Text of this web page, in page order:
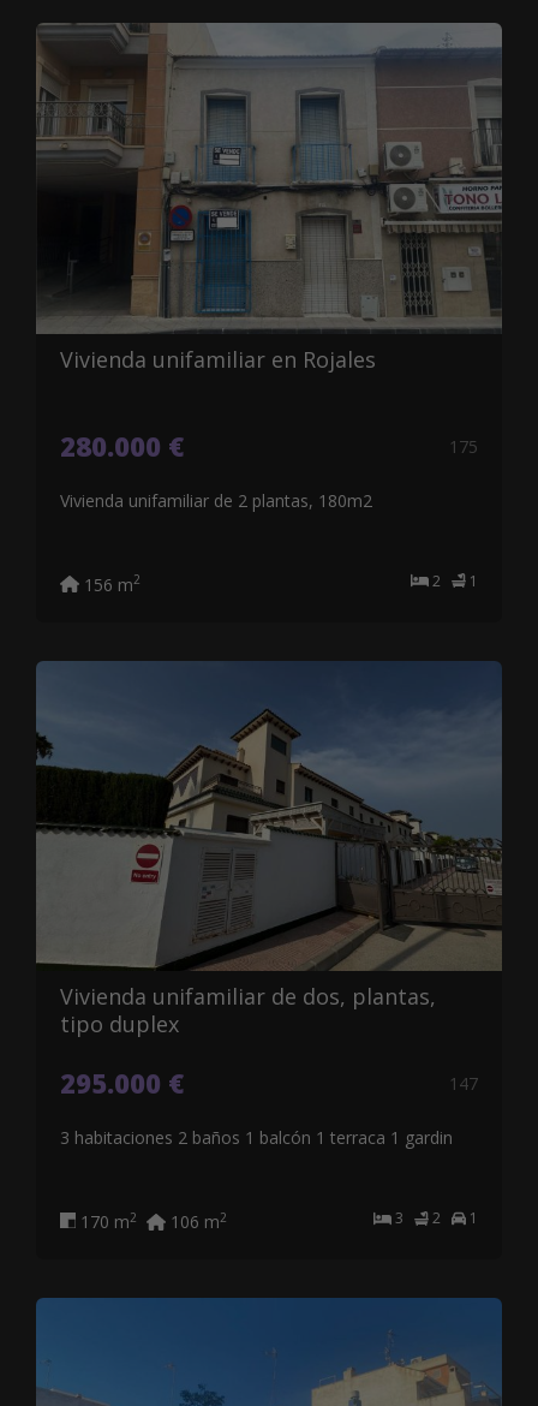
Vivienda unifamiliar en Rojales
280.000 € 175
Vivienda unifamiliar de 2 plantas, 180m2
2 1
156 m2
Vivienda unifamiliar de dos, plantas,
tipo duplex
295.000 € 147
3 habitaciones 2 baños 1 balcón 1 terraca 1 gardin
3 2 1
170 m2 106 m2